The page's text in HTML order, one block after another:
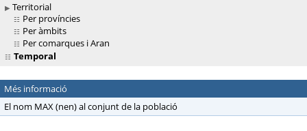
Territorial
Per províncies
Per àmbits
Per comarques i Aran
Temporal
Més informació
El nom MAX (nen) al conjunt de la població